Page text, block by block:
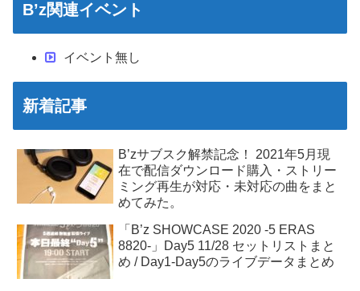
B’z関連イベント
イベント無し
新着記事
B’zサブスク解禁記念！ 2021年5月現
在で配信ダウンロード購入・ストリー
ミング再生が対応・未対応の曲をまと
めてみた。
「B’z SHOWCASE 2020 -5 ERAS
8820-」Day5 11/28 セットリストまと
め / Day1-Day5のライブデータまとめ